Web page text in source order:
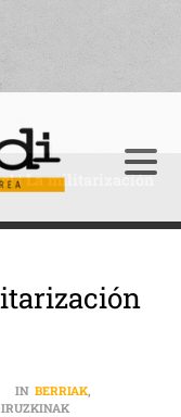
| La militarización
IN BERRIAK,
IRUZKINAK